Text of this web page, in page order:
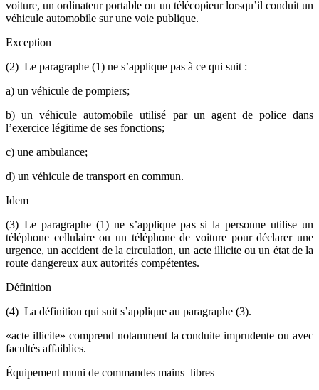
voiture, un ordinateur portable ou un télécopieur lorsqu’il conduit un
véhicule automobile sur une voie publique.
Exception
(2) Le paragraphe (1) ne s’applique pas à ce qui suit :
a) un véhicule de pompiers;
b) un véhicule automobile utilisé par un agent de police dans
l’exercice légitime de ses fonctions;
c) une ambulance;
d) un véhicule de transport en commun.
Idem
(3) Le paragraphe (1) ne s’applique pas si la personne utilise un
téléphone cellulaire ou un téléphone de voiture pour déclarer une
urgence, un accident de la circulation, un acte illicite ou un état de la
route dangereux aux autorités compétentes.
Définition
(4) La définition qui suit s’applique au paragraphe (3).
«acte illicite» comprend notamment la conduite imprudente ou avec
facultés affaiblies.
Équipement muni de commandes mains–libres